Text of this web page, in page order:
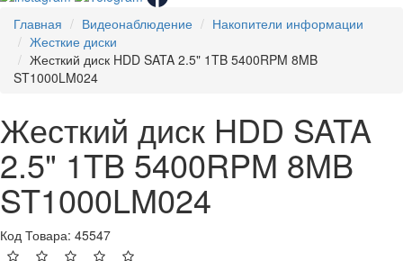
Главная Видеонаблюдение
Накопители информации
Жесткие диски
Жесткий диск HDD SATA 2.5" 1TB 5400RPM 8MB
ST1000LM024
Жесткий диск HDD SATA
2.5" 1TB 5400RPM 8MB
ST1000LM024
Код Товара: 45547